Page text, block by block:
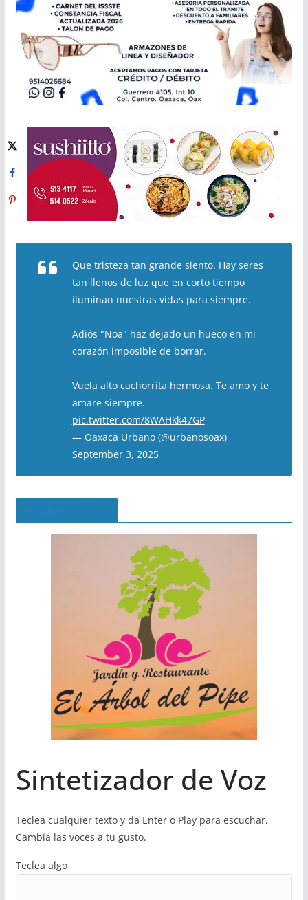
Que tristeza tan grande siento. Hay seres
tan llenos de luz que en corto tiempo
iluminan nuestras vidas para siempre.
Adiós "Noa" haz dejado un hueco en mi
corazón imposible de borrar.
Vuela alto cachorrita hermosa. Te amo y te
amare siempre.
pic.twitter.com/8WAHkk47GP
— Oaxaca Urbano (@urbanosoax)
September 3, 2025
Sintetizador de Voz
Teclea cualquier texto y da Enter o Play para escuchar.
Cambia las voces a tu gusto.
Teclea algo